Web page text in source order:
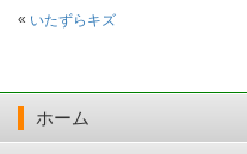
« いたずらキズ
ホーム